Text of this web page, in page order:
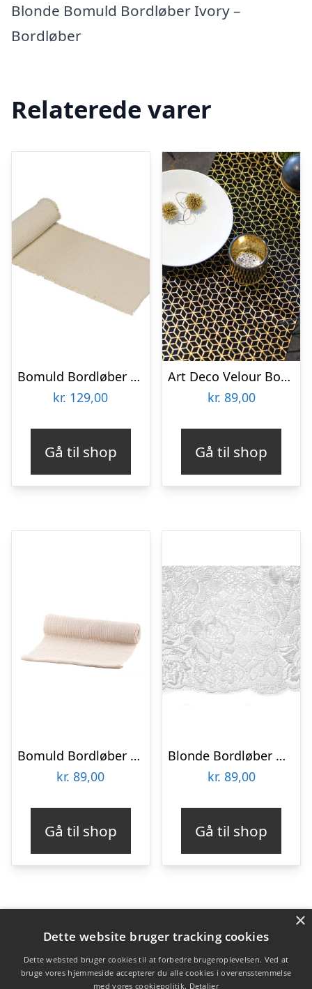
Blonde Bomuld Bordløber Ivory –
Bordløber
Relaterede varer
Bomuld Bordløber Creme
kr. 129,00
Gå til shop
Art Deco Velour Bordløber
kr. 89,00
Gå til shop
Bomuld Bordløber Elfenbenshvid
kr. 89,00
Gå til shop
Blonde Bordløber Hvid
kr. 89,00
Gå til shop
Varekategorier
Produkter
×
Dette website bruger tracking cookies
Dette websted bruger cookies til at forbedre brugeroplevelsen. Ved at
bruge vores hjemmeside accepterer du alle cookies i overensstemmelse
med vores cookiepolitik. Detaljer